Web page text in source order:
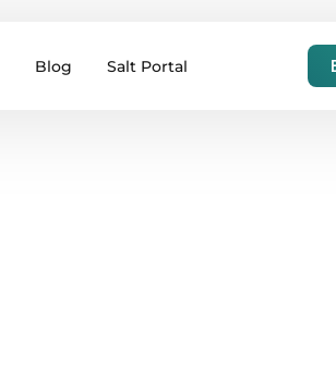
Blog Salt Portal